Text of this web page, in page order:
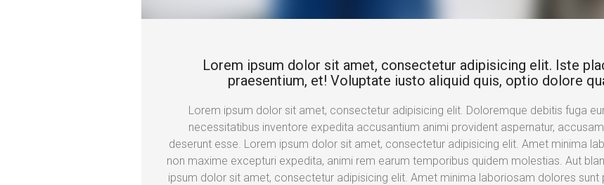
Lorem ipsum dolor sit amet, consectetur adipisicing elit. Iste
praesentium, et! Voluptate iusto aliquid quis, optio dolore
Lorem ipsum dolor sit amet, consectetur adipisicing elit. Doloremque debitis fuga
necessitatibus inventore expedita accusantium animi provident aspernatur,
deserunt esse. Lorem ipsum dolor sit amet, consectetur adipisicing elit. Amet minima
non maxime excepturi expedita, animi rem earum temporibus quidem molestias. Aut
ipsum dolor sit amet, consectetur adipisicing elit. Amet minima laboriosam dolores sunt